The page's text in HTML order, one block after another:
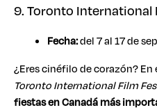
9. Toronto International
Fecha:del 7 al 17 de
¿Eres cinéfilo de corazón? En
Toronto International Film
fiestas en Canadá más